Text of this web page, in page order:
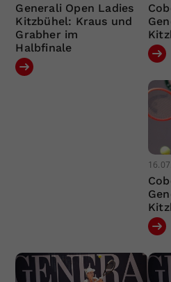
Generali Open Ladies
Kitzbühel: Kraus und
Grabher im
Halbfinale